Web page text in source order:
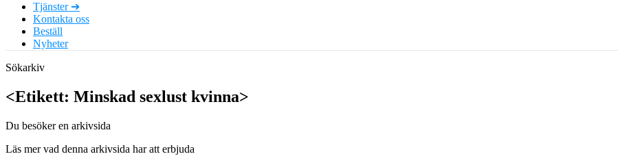
Tjänster ➔
Kontakta oss
Beställ
Nyheter
Sökarkiv
<Etikett: Minskad sexlust kvinna>
Du besöker en arkivsida
Läs mer vad denna arkivsida har att erbjuda